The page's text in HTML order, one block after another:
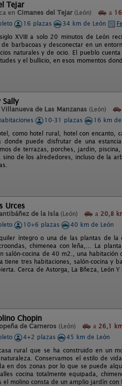
Tejar
en Cimanes del Tejar (León) a
16 plazas 34 km de León
XVIII a solo 20 minutos de León
barbacoas y desconectar en un
naturales y de ocio. El pueblo
y el bullicio, en esos momentos
Sally
Villanueva de Las Manzanas (León)
10-31 plazas
16 km de
como hotel rural, hotel con encanto,
donde puede disfrutar de una
de terrazas, porches, jardin,
de los alrededores, incluso de la
Urces
de la Isla (León) a 20,8
10+6 plazas
40 km de León
íntegro o una de las plantas de la
chimenea con leña,... La
salón-cocina de 40 m2., una
tiene tres habitaciones, salón-cocina y
Cerca de Astorga, La Bñeza, León
Chopin
de Carneros (León) a 26,1
4+2 plazas
45 km de León
rural que se ha construido en un
Conservamos el estilo de
en dos zonas por lo que se puede
cocina totalmente equipada,
el molino consta de un amplio jardín con